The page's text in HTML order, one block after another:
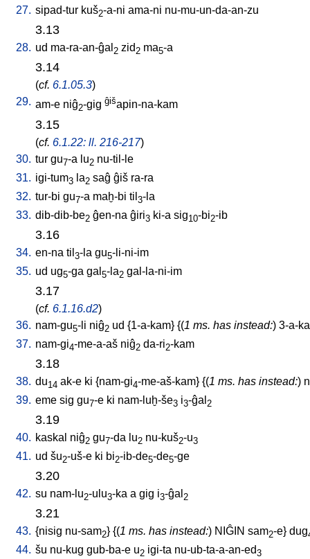
27. sipad-tur kuš2-a-ni ama-ni nu-mu-un-da-an-zu
3.13
28. ud ma-ra-an-ĝal 2 zid 2 ma5-a
3.14
(cf. 6.1.05.3)
29. am-e niĝ2-gig ĝišapin-na-kam
3.15
(cf. 6.1.22: ll. 216-217)
30. tur gu7-a lu2 nu-til-le
31. igi-tum3 la2 saĝ ĝiš ra-ra
32. tur-bi gu7-a maḫ-bi til 3-la
33. dib-dib-be2 ĝen-na ĝiri3 ki-a sig10-bi2-ib
3.16
34. en-na til 3-la gu5-li-ni-im
35. ud ug5-ga gal 5-la2 gal-la-ni-im
3.17
(cf. 6.1.16.d2)
36. nam-gu5-li niĝ2 ud {1-a-kam} {(1 ms. has instead:) 3-a-
37. nam-gi4-me-a-aš niĝ2 da-ri2-kam
3.18
38. du14 ak-e ki {nam-gi4-me-aš-kam} {(1 ms. has instead:)
39. eme sig gu7-e ki nam-luḫ-še3 i3-ĝal 2
3.19
40. kaskal niĝ2 gu7-da lu2 nu-kuš2-u3
41. ud šu2-uš-e ki bi2-ib-de5-de5-ge
3.20
42. su nam-lu2-ulu3-ka a gig i3-ĝal 2
3.21
43. {nisig nu-sam2} {(1 ms. has instead:) NIĜIN sam2-e} dug
44. šu nu-kug gub-ba-e u2 igi-ta nu-ub-ta-a-an-ed3